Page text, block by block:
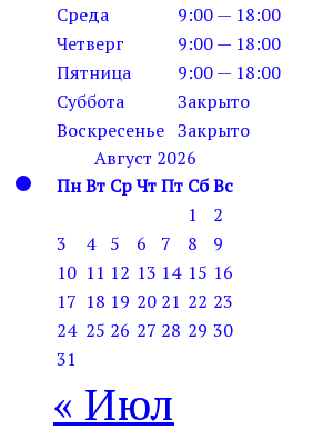
Среда
9:00 — 18:00
Четверг
9:00 — 18:00
Пятница
9:00 — 18:00
Суббота
Закрыто
Воскресенье Закрыто
Август 2026
ПнВт СрЧтПт СбВс
1
2
3
4 5 6 7 8
9
10 11 12 13 14 15 16
17 18 19 20 21 22 23
24 25 26 27 28 29 30
31
« Июл